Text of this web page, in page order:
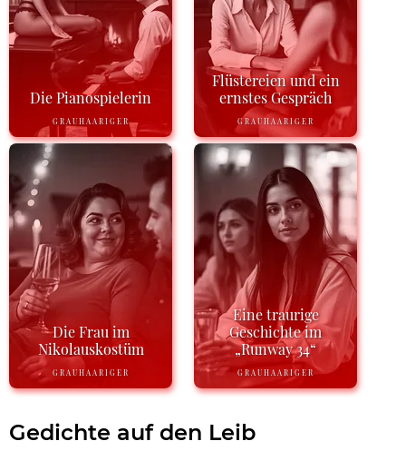
Die Pianospielerin
GRAUHAARIGER
Flüstereien und ein
ernstes Gespräch
GRAUHAARIGER
Die Frau im
Nikolauskostüm
GRAUHAARIGER
Eine traurige
Geschichte im
„Runway 34“
GRAUHAARIGER
Gedichte auf den Leib